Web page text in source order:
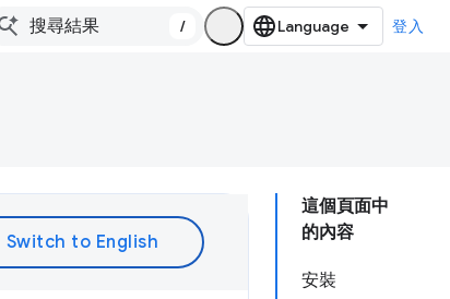
/ 登入
這個頁面中
的內容
安裝